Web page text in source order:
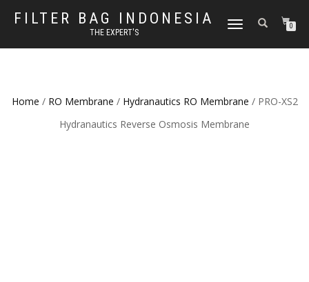
FILTER BAG INDONESIA
THE EXPERT'S
TOGGLE NAVIGATION0
Home / RO Membrane / Hydranautics RO Membrane / PRO-XS2
Hydranautics Reverse Osmosis Membrane